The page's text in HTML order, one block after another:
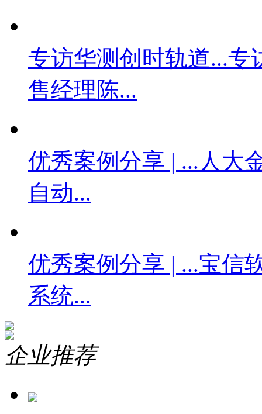
专访华测创时轨道...专
售经理陈...
优秀案例分享 | ... 人大
自动...
优秀案例分享 | ...宝信
系统...
企业推荐